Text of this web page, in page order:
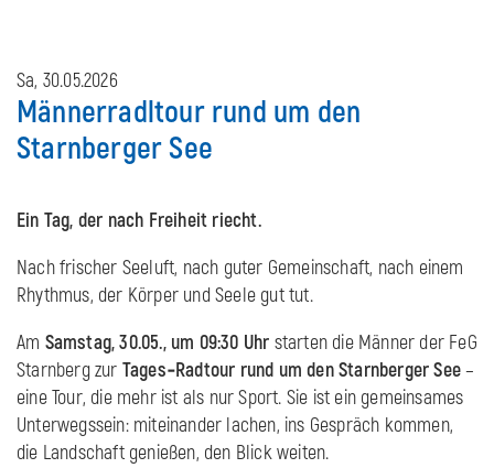
Sa, 30.05.2026
Männerradltour rund um den
Starnberger See
Ein Tag, der nach Freiheit riecht.
Nach frischer Seeluft, nach guter Gemeinschaft, nach einem
Rhythmus, der Körper und Seele gut tut.
Am Samstag, 30.05., um 09:30 Uhr starten die Männer der FeG
Starnberg zur Tages‑Radtour rund um den Starnberger See–
eine Tour, die mehr ist als nur Sport. Sie ist ein gemeinsames
Unterwegssein: miteinander lachen, ins Gespräch kommen,
die Landschaft genießen, den Blick weiten.